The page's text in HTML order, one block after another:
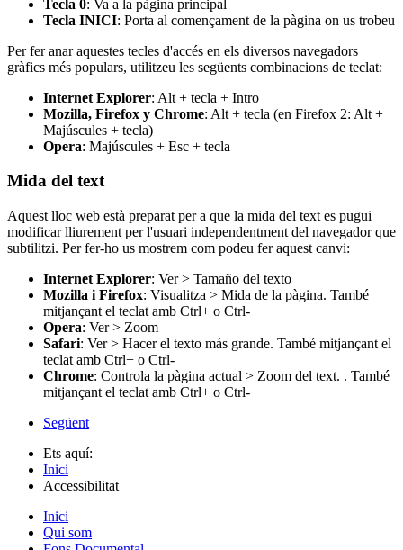
Tecla 0: Va a la pàgina principal
Tecla INICI: Porta al començament de la pàgina on us trobeu
Per fer anar aquestes tecles d'accés en els diversos navegadors
gràfics més populars, utilitzeu les següents combinacions de teclat:
Internet Explorer: Alt + tecla + Intro
Mozilla, Firefox y Chrome: Alt + tecla (en Firefox 2: Alt +
Majúscules + tecla)
Opera: Majúscules + Esc + tecla
Mida del text
Aquest lloc web està preparat per a que la mida del text es pugui
modificar lliurement per l'usuari independentment del navegador que
subtilitzi. Per fer-ho us mostrem com podeu fer aquest canvi:
Internet Explorer: Ver > Tamaño del texto
Mozilla i Firefox: Visualitza > Mida de la pàgina. També
mitjançant el teclat amb Ctrl+ o Ctrl-
Opera: Ver > Zoom
Safari: Ver > Hacer el texto más grande. També mitjançant el
teclat amb Ctrl+ o Ctrl-
Chrome: Controla la pàgina actual > Zoom del text. . També
mitjançant el teclat amb Ctrl+ o Ctrl-
Següent
Ets aquí:
Inici
Accessibilitat
Inici
Qui som